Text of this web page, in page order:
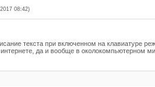
08:42)
текста при включенном на клавиатуре
да и вообще в околокомпьютерном